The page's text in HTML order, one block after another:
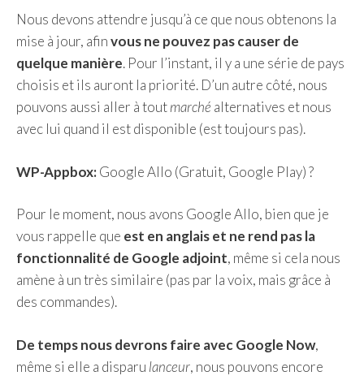
Nous devons attendre jusqu’à ce que nous obtenons la
mise à jour, afinvous ne pouvez pas causer de
quelque manière. Pour l’instant, il y a une série de pays
choisis et ils auront la priorité. D’un autre côté, nous
pouvons aussi aller à toutmarché alternatives et nous
avec lui quand il est disponible (est toujours pas).
WP-Appbox:Google Allo (Gratuit, Google Play) ?
Pour le moment, nous avons Google Allo, bien que je
vous rappelle que est en anglais et ne rend pas la
fonctionnalité de Google adjoint, même si cela nous
amène à un très similaire (pas par la voix, mais grâce à
des commandes).
De temps nous devrons faire avec Google Now,
même si elle a disparu lanceur, nous pouvons encore